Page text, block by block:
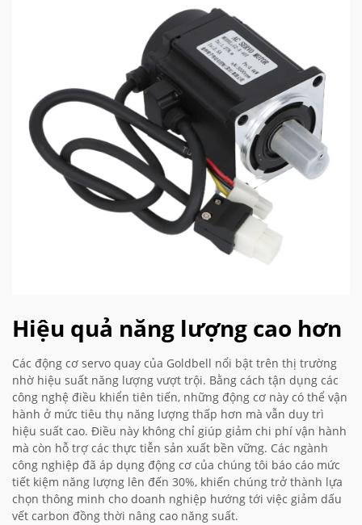
Hiệu quả năng lượng cao hơn
Các động cơ servo quay của Goldbell nổi bật trên thị trường
nhờ hiệu suất năng lượng vượt trội. Bằng cách tận dụng các
công nghệ điều khiển tiên tiến, những động cơ này có thể vận
hành ở mức tiêu thụ năng lượng thấp hơn mà vẫn duy trì
hiệu suất cao. Điều này không chỉ giúp giảm chi phí vận hành
mà còn hỗ trợ các thực tiễn sản xuất bền vững. Các ngành
công nghiệp đã áp dụng động cơ của chúng tôi báo cáo mức
tiết kiệm năng lượng lên đến 30%, khiến chúng trở thành lựa
chọn thông minh cho doanh nghiệp hướng tới việc giảm dấu
vết carbon đồng thời nâng cao năng suất.